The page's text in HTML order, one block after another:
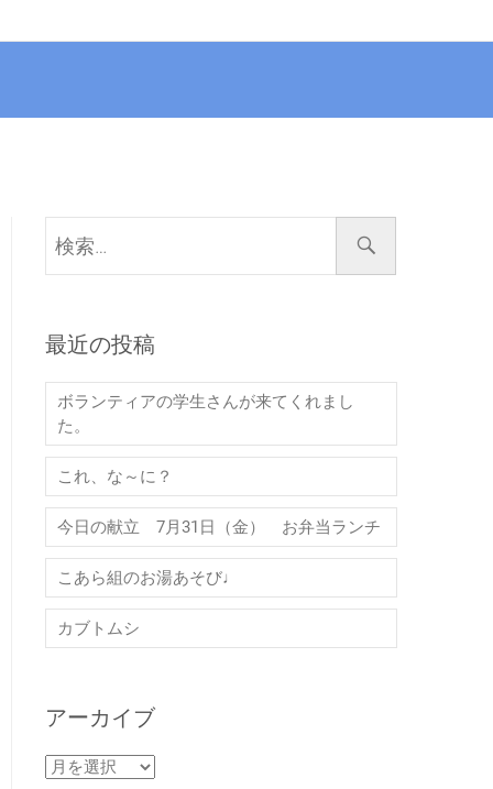
索…
最近の投稿
ボランティアの学生さんが来てくれまし
た。
これ、な～に？
今日の献立 7月31日（金） お弁当ランチ
こあら組のお湯あそび♩
カブトムシ
アーカイブ
ア